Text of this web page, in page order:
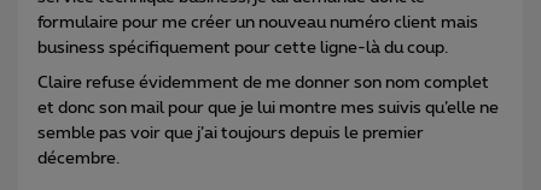
formulaire pour me créer un nouveau numéro client mais
business spécifiquement pour cette ligne-là du coup.
Claire refuse évidemment de me donner son nom complet
et donc son mail pour que je lui montre mes suivis qu’elle ne
semble pas voir que j’ai toujours depuis le premier
décembre.